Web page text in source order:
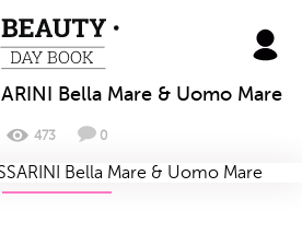
BeautyDayBook
Bella Mare & Uomo Mare
473 0